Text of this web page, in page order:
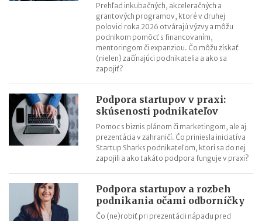
5 možností exitu investorov z podniku
Vstup Asseca na poľskú burzu – učebnicový príklad úspechu
STD Donivo: Spätný odkup manažmentom firmy (MBO)
Prehľad inkubačných, akceleračných a
grantových programov, ktoré v druhej
polovici roka 2026 otvárajú výzvy a môžu
podnikom pomôcť s financovaním,
mentoringom či expanziou. Čo môžu získať
(nielen) začínajúci podnikatelia a ako sa
zapojiť?
Podpora startupov v praxi:
skúsenosti podnikateľov
Pomoc s biznis plánom či marketingom, ale aj
prezentácia v zahraničí. Čo priniesla iniciatíva
Startup Sharks podnikateľom, ktorí sa do nej
zapojili a ako takáto podpora funguje v praxi?
Podpora startupov a rozbeh
podnikania očami odborníčky
Čo (ne)robiť pri prezentácii nápadu pred